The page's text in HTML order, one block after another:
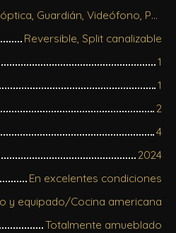
Climatización, Fibra óptica, Guardián, Videófono, Persianas eléctricas
Reversible, Split canalizable
1
1
2
4
2024
En excelentes condiciones
y equipado/Cocina americana
Totalmente amueblado